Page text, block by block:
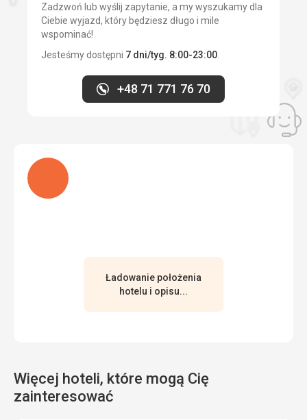
Animatorzy i obsługa byli wspaniali, mili i pomocni.
Zapewnili nam wszystko, czego potrzebowaliśmy. Po
prostu idealnie.
Ta recenzja została automatycznie przetłumaczona za
pomocą Google Translate
Wyżywienie
Wyzywienie moglo byc troche lepsze i bardziej
urozmaicone.
Zakwaterowanie
Pokoj posiadal wszystko co bylo potrzebne--
przestronny,jasny,czysty.
Zadzwoń lub wyślij zapytanie, a my wyszukamy dla
Ciebie wyjazd, który będziesz długo i mile
wspominać!
Jesteśmy dostępni 7 dni/tyg. 8:00-23:00.
+48 71 771 76 70
Ładuję
Ładowanie położenia
hotelu i opisu...
Więcej hoteli, które mogą Cię
zainteresować